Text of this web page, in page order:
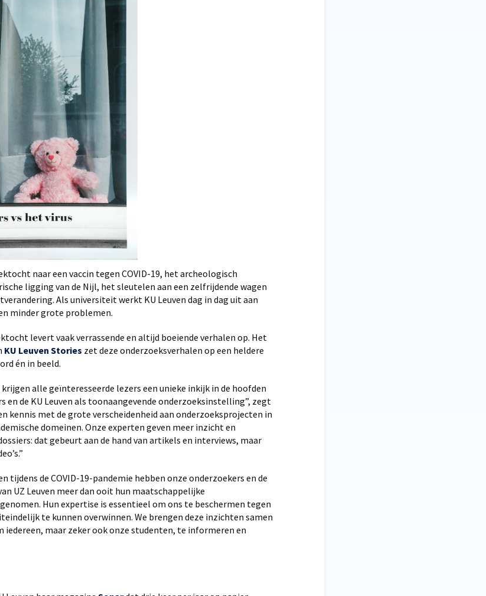
naar een vaccin tegen COVID-19, het archeologisch
ligging van de Nijl, het sleutelen aan een zelfrijdende wagen
Als universiteit werkt KU Leuven dag in dag uit aan
minder grote problemen.
levert vaak verrassende en altijd boeiende verhalen op. Het
KU Leuven Stories zet deze onderzoeksverhalen op een heldere
én in beeld.
alle geïnteresseerde lezers een unieke inkijk in de hoofden
en de KU Leuven als toonaangevende onderzoeksinstelling”, zegt
kennis met de grote verscheidenheid aan onderzoeksprojecten in
domeinen. Onze experten geven meer inzicht en
dat gebeurt aan de hand van artikels en interviews, maar
tijdens de COVID-19-pandemie hebben onze onderzoekers en de
UZ Leuven meer dan ooit hun maatschappelijke
Hun expertise is essentieel om ons te beschermen tegen
te kunnen overwinnen. We brengen deze inzichten samen
iedereen, maar zeker ook onze studenten, te informeren en